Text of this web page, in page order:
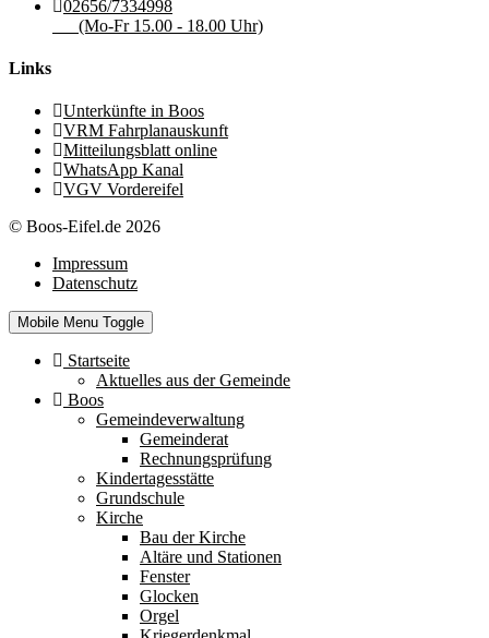
02656/7334998
(Mo-Fr 15.00 - 18.00 Uhr)
Links
Unterkünfte in Boos
VRM Fahrplanauskunft
Mitteilungsblatt online
WhatsApp Kanal
VGV Vordereifel
© Boos-Eifel.de 2026
Impressum
Datenschutz
Mobile Menu Toggle
Startseite
Aktuelles aus der Gemeinde
Boos
Gemeindeverwaltung
Gemeinderat
Rechnungsprüfung
Kindertagesstätte
Grundschule
Kirche
Bau der Kirche
Altäre und Stationen
Fenster
Glocken
Orgel